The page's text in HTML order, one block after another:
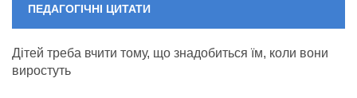
ПЕДАГОГІЧНІ ЦИТАТИ
Дітей треба вчити тому, що знадобиться їм, коли вони
виростуть